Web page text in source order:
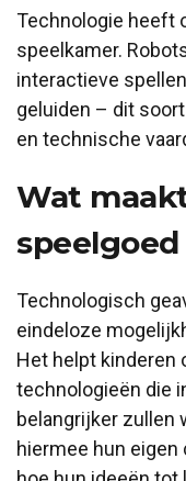
Technologie heeft
speelkamer.
interactieve
geluiden – dit
en technische
Wat
Technologisch
eindeloze
Het helpt kinderen
technologieën die
belangrijker zullen
hiermee hun